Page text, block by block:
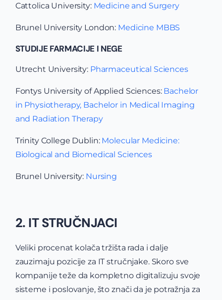
Cattolica University: Medicine and Surgery
Brunel University London: Medicine MBBS
STUDIJE FARMACIJE I NEGE
Utrecht University: Pharmaceutical Sciences
Fontys University of Applied Sciences: Bachelor
in Physiotherapy, Bachelor in Medical Imaging
and Radiation Therapy
Trinity College Dublin: Molecular Medicine:
Biological and Biomedical Sciences
Brunel University: Nursing
2. IT STRUČNJACI
Veliki procenat kolača tržišta rada i dalje
zauzimaju pozicije za IT stručnjake. Skoro sve
kompanije teže da kompletno digitalizuju svoje
sisteme i poslovanje, što znači da je potražnja za